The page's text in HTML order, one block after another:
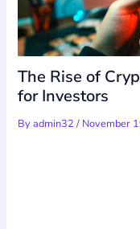
The Rise of
for Investors
Byadmin32/ November